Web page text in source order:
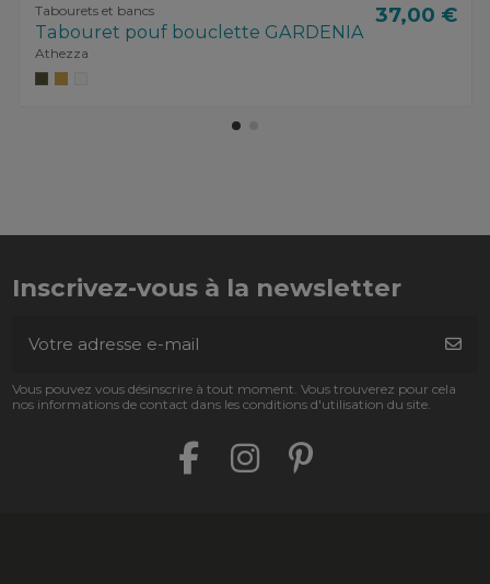
Tabourets et bancs
Tabouret pouf bouclette GARDENIA
Athezza
37,00 €
Inscrivez-vous à la newsletter
Vous pouvez vous désinscrire à tout moment. Vous trouverez pour cela
nos informations de contact dans les conditions d'utilisation du site.